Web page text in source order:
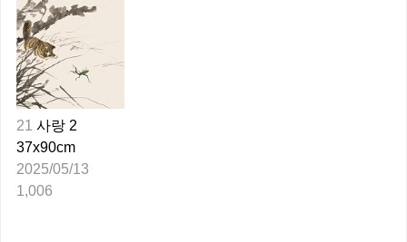
21 사랑 2
37x90cm
2025/05/13
1,006